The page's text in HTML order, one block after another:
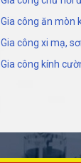
Gia công ăn mòn
Gia công xi mạ,
Gia công kính